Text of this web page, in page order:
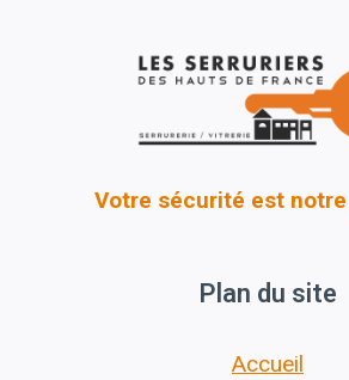
Votre sécurité est
Plan du site
Accueil